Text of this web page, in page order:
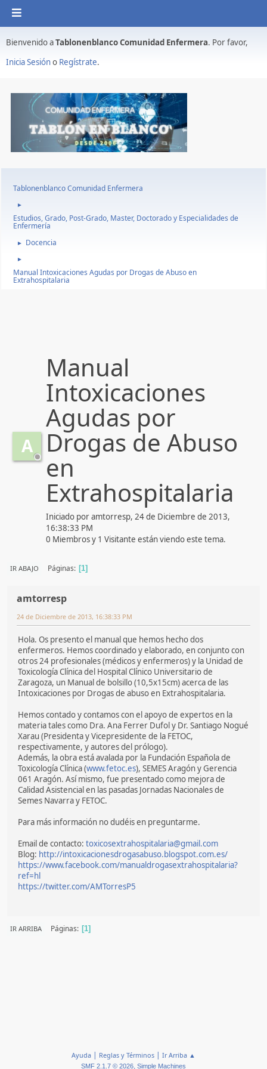
Bienvenido aTablonenblanco Comunidad Enfermera. Por favor,
Inicia Sesióno Regístrate.
Tablonenblanco Comunidad Enfermera
►
Estudios, Grado, Post-Grado, Master, Doctorado y Especialidades de
Enfermería
► Docencia
►
Manual Intoxicaciones Agudas por Drogas de Abuso en
Extrahospitalaria
A
Manual
Intoxicaciones
Agudas por
Drogas de Abuso
en
Extrahospitalaria
Iniciado por amtorresp, 24 de Diciembre de 2013,
16:38:33 PM
0 Miembros y 1 Visitante están viendo este tema.
IR ABAJO Páginas 1
amtorresp
24 de Diciembre de 2013, 16:38:33 PM
Hola. Os presento el manual que hemos hecho dos
enfermeros. Hemos coordinado y elaborado, en conjunto con
otros 24 profesionales (médicos y enfermeros) y la Unidad de
Toxicología Clínica del Hospital Clínico Universitario de
Zaragoza, un Manual de bolsillo (10,5x15cm) acerca de las
Intoxicaciones por Drogas de abuso en Extrahospitalaria.
Hemos contado y contamos con el apoyo de expertos en la
materia tales como Dra. Ana Ferrer Dufol y Dr. Santiago Nogué
Xarau (Presidenta y Vicepresidente de la FETOC,
respectivamente, y autores del prólogo).
Además, la obra está avalada por la Fundación Española de
Toxicología Clínica (www.fetoc.es), SEMES Aragón y Gerencia
061 Aragón. Así mismo, fue presentado como mejora de
Calidad Asistencial en las pasadas Jornadas Nacionales de
Semes Navarra y FETOC.
Para más información no dudéis en preguntarme.
Email de contacto: toxicosextrahospitalaria@gmail.com
Blog: http://intoxicacionesdrogasabuso.blogspot.com.es/
https://www.facebook.com/manualdrogasextrahospitalaria?
ref=hl
https://twitter.com/AMTorresP5
IR ARRIBA Páginas 1
Ayuda | Reglas y Términos | Ir Arriba ▲
SMF 2.1.7 © 2026, Simple Machines